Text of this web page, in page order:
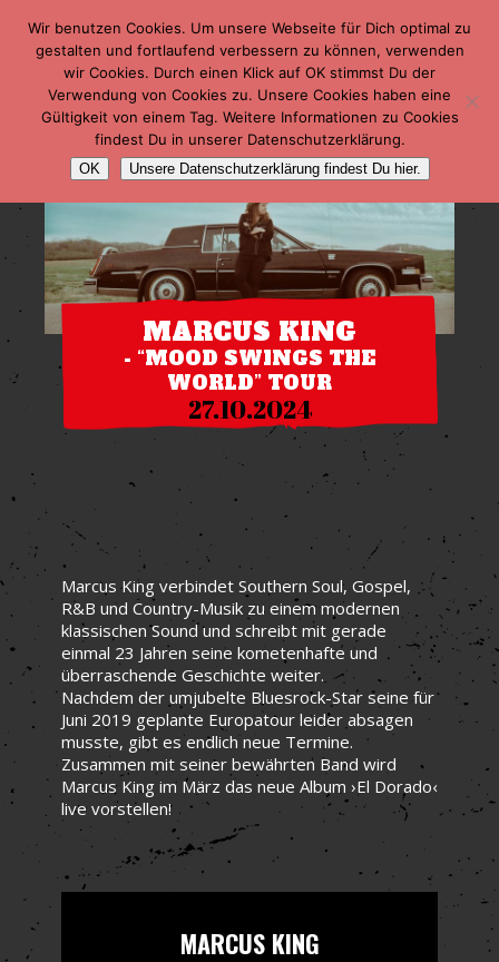
MARCUS KING
- “MOOD SWINGS THE
WORLD” TOUR
27.10.2024
Marcus King verbindet Southern Soul, Gospel,
R&B und Country-Musik zu einem modernen
klassischen Sound und schreibt mit gerade
einmal 23 Jahren seine kometenhafte und
überraschende Geschichte weiter.
Nachdem der umjubelte Bluesrock-Star seine für
Juni 2019 geplante Europatour leider absagen
musste, gibt es endlich neue Termine.
Zusammen mit seiner bewährten Band wird
Marcus King im März das neue Album ›El Dorado‹
live vorstellen!
MARCUS KING
Wir benutzen Cookies. Um unsere Webseite für Dich optimal zu
gestalten und fortlaufend verbessern zu können, verwenden
wir Cookies. Durch einen Klick auf OK stimmst Du der
Verwendung von Cookies zu. Unsere Cookies haben eine
Gültigkeit von einem Tag. Weitere Informationen zu Cookies
findest Du in unserer Datenschutzerklärung.
OK Unsere Datenschutzerklärung findest Du hier.